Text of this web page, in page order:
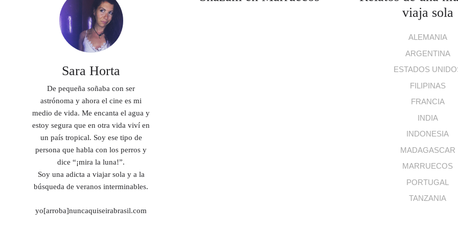
Sara Horta
De pequeña soñaba con ser
astrónoma y ahora el cine es mi
medio de vida. Me encanta el agua y
estoy segura que en otra vida viví en
un país tropical. Soy ese tipo de
persona que habla con los perros y
dice “¡mira la luna!”.
Soy una adicta a viajar sola y a la
búsqueda de veranos interminables.
yo[arroba]nuncaquiseirabrasil.com
viaja sola
ALEMANIA
ARGENTINA
ESTADOS
FILIPINAS
FRANCIA
INDIA
INDONESIA
MADAGASCAR
MARRUECOS
PORTUGAL
TANZANIA